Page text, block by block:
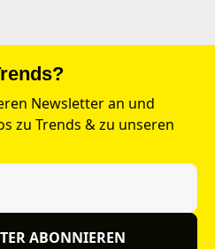
Newsletter an und
zu Trends & zu unseren
ABONNIEREN